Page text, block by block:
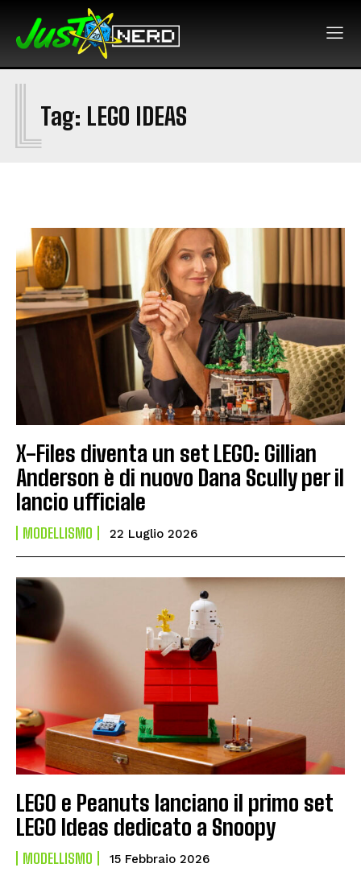
Tag: LEGO IDEAS
L
X-Files diventa un set LEGO: Gillian
Anderson è di nuovo Dana Scully per il
lancio ufficiale
MODELLISMO 22 Luglio 2026
LEGO e Peanuts lanciano il primo set
LEGO Ideas dedicato a Snoopy
MODELLISMO 15 Febbraio 2026